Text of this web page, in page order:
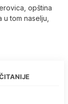
opština
tom naselju,